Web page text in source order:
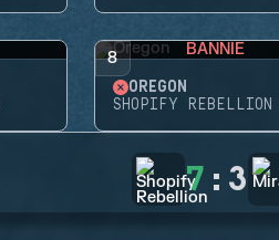
8 BANNIE
OREGON
SHOPIFY REBELLION
7 : 3